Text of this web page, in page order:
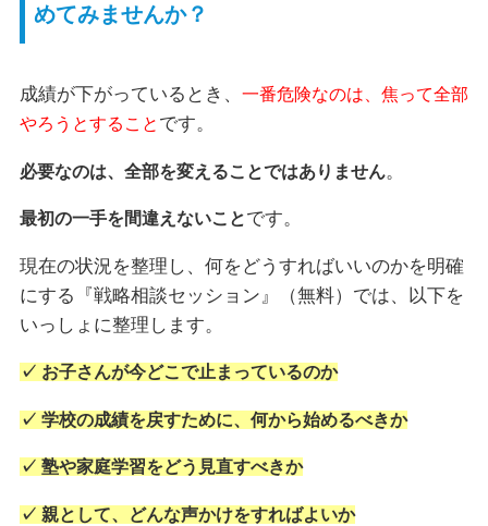
めてみませんか？
成績が下がっているとき、 一番危険なのは、焦って全部
やろうとすること です。
必要なのは、全部を変えることではありません。
最初の一手を間違えないことです。
現在の状況を整理し、何をどうすればいいのかを明確
にする『戦略相談セッション』（無料）では、以下を
いっしょに整理します。
✓ お子さんが今どこで止まっているのか
✓ 学校の成績を戻すために、何から始めるべきか
✓ 塾や家庭学習をどう見直すべきか
✓ 親として、どんな声かけをすればよいか